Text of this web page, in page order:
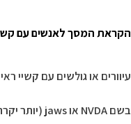
הקראת המסך לאנשים עם
עיוורים או גולשים עם קשיי